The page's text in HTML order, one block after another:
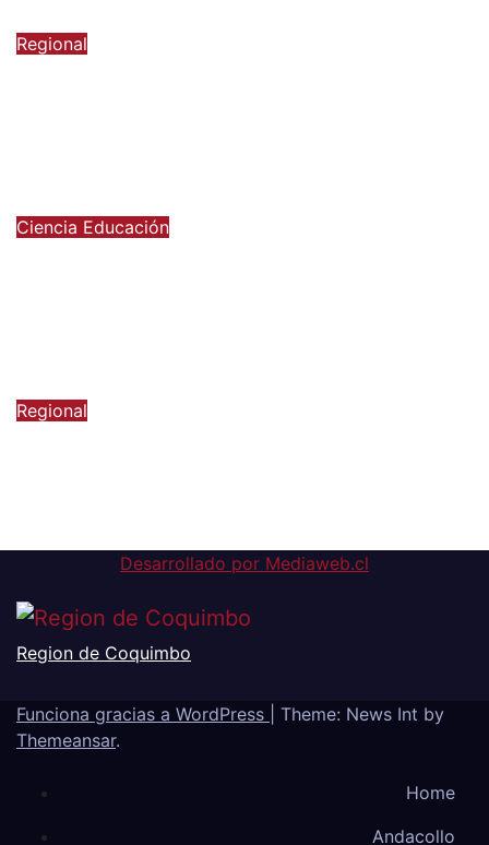
Regional
Ciencia Educación
Regional
Desarrollado por Mediaweb.cl
Region de Coquimbo
Funciona gracias a WordPress
Theme: News Int by
Themeansar.
Home
Andacollo